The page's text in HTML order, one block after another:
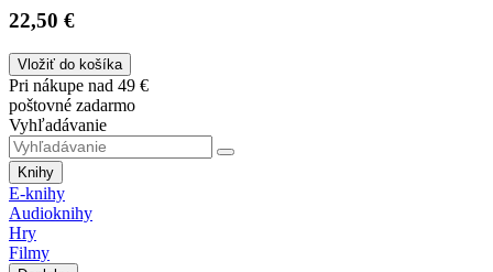
22,50 €
Vložiť do košíka
Pri nákupe nad 49 €
poštovné zadarmo
Vyhľadávanie
Knihy
E-knihy
Audioknihy
Hry
Filmy